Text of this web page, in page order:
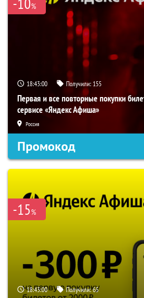
%
18:43:00 Получили: 155
Первая и все повторные покупки
сервисе «Яндекс Афиша»
Россия
Промокод
-15%
18:43:00 Получили:65